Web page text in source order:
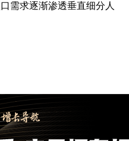
需求逐渐渗透垂直细分人